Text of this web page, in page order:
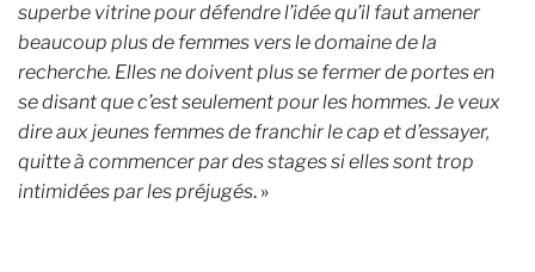
superbe vitrine pour défendre l’idée qu’il faut amener
beaucoup plus de femmes vers le domaine de la
recherche. Elles ne doivent plus se fermer de portes en
se disant que c’est seulement pour les hommes. Je veux
dire aux jeunes femmes de franchir le cap et d’essayer,
quitte à commencer par des stages si elles sont trop
intimidées par les préjugés. »